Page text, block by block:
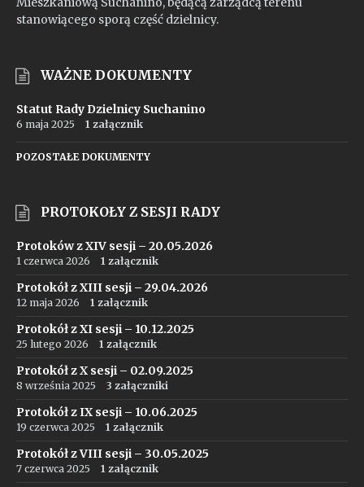
stanowiącego sporą część dzielnicy.
WAŻNE DOKUMENTY
Statut Rady Dzielnicy Suchanino
6 maja 2025 1 załącznik
POZOSTAŁE DOKUMENTY
PROTOKOŁY Z SESJI RADY
Protoków z XIV sesji – 20.05.2026
1 czerwca 2026 1 załącznik
Protokół z XIII sesji – 29.04.2026
12 maja 2026 1 załącznik
Protokół z XI sesji – 10.12.2025
25 lutego 2026 1 załącznik
Protokół z X sesji – 02.09.2025
8 września 2025 3 załączniki
Protokół z IX sesji – 10.06.2025
19 czerwca 2025 1 załącznik
Protokół z VIII sesji – 30.05.2025
7 czerwca 2025 1 załącznik